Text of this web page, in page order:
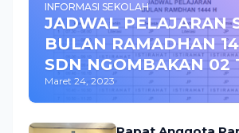
INFORMASI SEKOLAH
JADWAL PELAJARAN
BULAN RAMADHAN
SDN NGOMBAKAN 02
2023
Maret 24, 2023